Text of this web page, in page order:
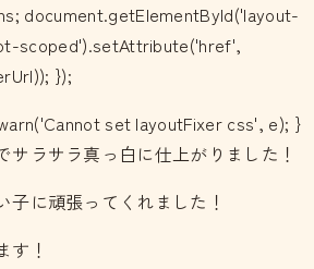
document.getElementById('layout-
scoped').setAttribute('href',
});
set layoutFixer css', e); }
サラサラ真っ白に仕上がりました！
子に頑張ってくれました！
す！